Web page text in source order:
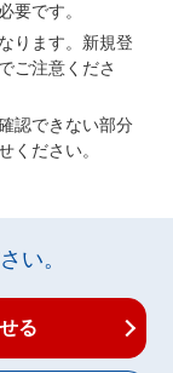
要です。
ります。新規登
ご注意くださ
認できない部分
ください。
い。
る